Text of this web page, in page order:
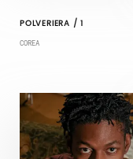
POLVERIERA / 1
COREA